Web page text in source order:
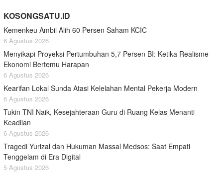
KOSONGSATU.ID
Kemenkeu Ambil Alih 60 Persen Saham KCIC
6 Agustus 2026
Menyikapi Proyeksi Pertumbuhan 5,7 Persen BI: Ketika Realisme
Ekonomi Bertemu Harapan
6 Agustus 2026
Kearifan Lokal Sunda Atasi Kelelahan Mental Pekerja Modern
6 Agustus 2026
Tukin TNI Naik, Kesejahteraan Guru di Ruang Kelas Menanti
Keadilan
6 Agustus 2026
Tragedi Yurizal dan Hukuman Massal Medsos: Saat Empati
Tenggelam di Era Digital
5 Agustus 2026